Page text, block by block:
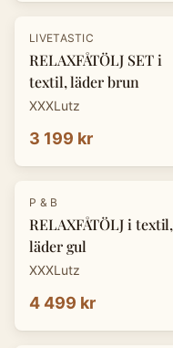
LIVETASTIC
RELAXFÅTÖLJ SET i
textil, läder brun
XXXLutz
3 199 kr
P & B
RELAXFÅTÖLJ i textil,
läder gul
XXXLutz
4 499 kr